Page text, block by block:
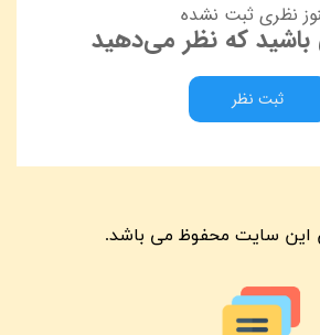
نظری ثبت نشده
باشید که نظر می‌دهید
ثبت نظر
این سایت محفوظ می باشد.